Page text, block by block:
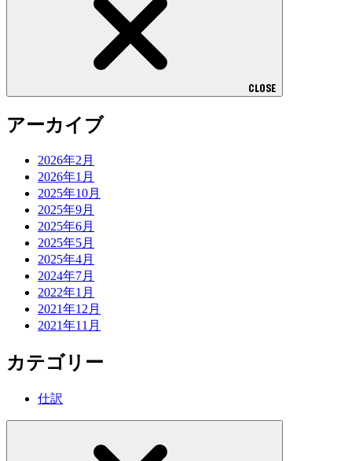
CLOSE
アーカイブ
2026年2月
2026年1月
2025年10月
2025年9月
2025年6月
2025年5月
2025年4月
2024年7月
2022年1月
2021年12月
2021年11月
カテゴリー
仕訳